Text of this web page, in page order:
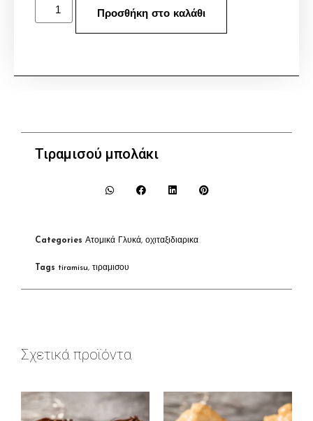
Προσθήκη στο καλάθι
Τιραμισού μπολάκι
Categories Ατομικά Γλυκά, οχιταξιδιαρικα
Tags tiramisu, τιραμισου
Σχετικά προϊόντα